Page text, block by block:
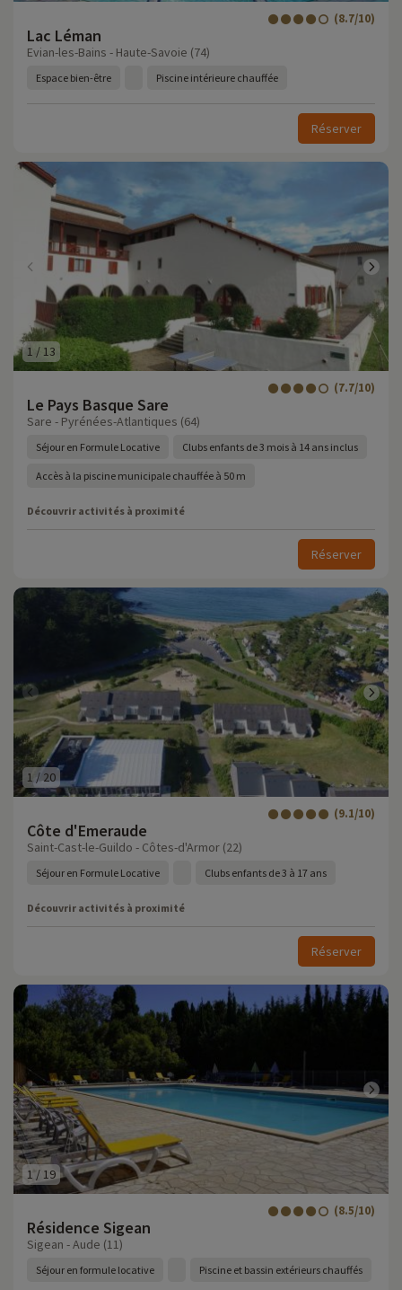
Lac Léman
(8.7/10)
Evian-les-Bains - Haute-Savoie (74)
Espace bien-être Piscine intérieure chauffée
Réserver
1 / 13
Le Pays Basque Sare
(7.7/10)
Sare - Pyrénées-Atlantiques (64)
Séjour en Formule Locative Clubs enfants de 3 mois à 14 ans inclus
Accès à la piscine municipale chauffée à 50 m
Découvrir activités à proximité
Réserver
1 /20
Côte d'Emeraude
(9.1/10)
Saint-Cast-le-Guildo - Côtes-d'Armor (22)
Séjour en Formule Locative Clubs enfants de 3 à 17 ans
Découvrir activités à proximité
Réserver
1/ 19
Résidence Sigean
(8.5/10)
Sigean - Aude (11)
Séjour en formule locative Piscine et bassin extérieurs chauffés